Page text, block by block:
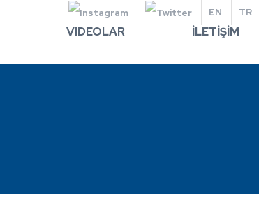
EN TR
VIDEOLAR İLETİŞİM